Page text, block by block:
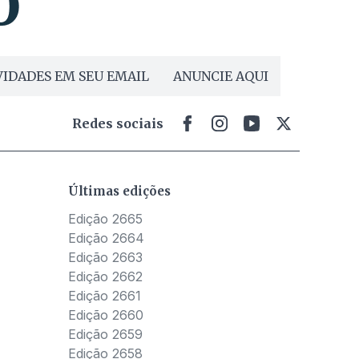
EM SEU EMAIL ANUNCIE AQUI
Redes sociais
Últimas edições
Edição 2665
Edição 2664
Edição 2663
Edição 2662
Edição 2661
Edição 2660
Edição 2659
Edição 2658